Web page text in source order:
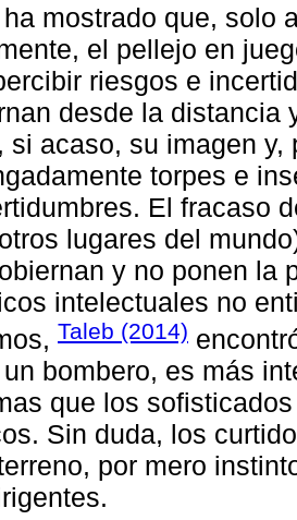
ha mostrado que, solo
el pellejo en
riesgos e
desde la distancia
si acaso, su imagen
torpes e
El fracaso
lugares del
y no ponen la
intelectuales no
Taleb (2014)
bombero, es más
que los
Sin duda, los
por mero